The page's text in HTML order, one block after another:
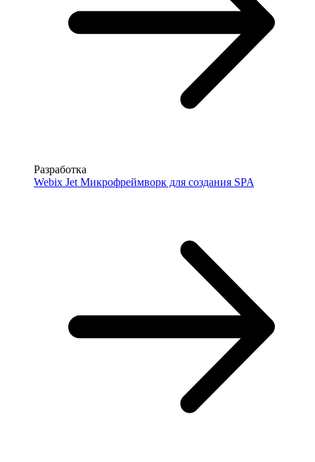
Разработка
Webix Jet Микрофреймворк для создания SPA